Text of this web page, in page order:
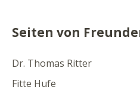
Seiten von
Dr. Thomas Ritter
Fitte Hufe